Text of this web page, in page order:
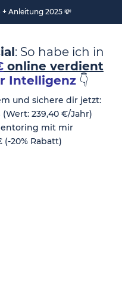
Anleitung 2025 💸
: So habe ich in
online verdient
Intelligenz👇
und sichere dir jetzt:
(Wert: 239,40 €/Jahr)
mit mir
20% Rabatt)